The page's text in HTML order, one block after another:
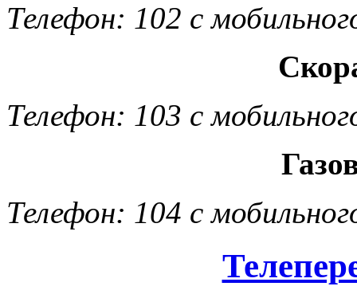
Телефон: 102 с
Телефон: 103 с
Телефон: 104 с